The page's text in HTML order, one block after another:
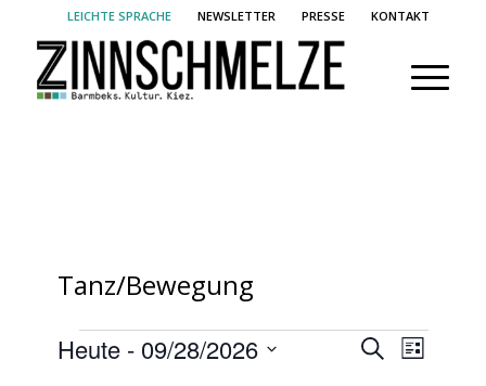
LEICHTE SPRACHE NEWSLETTER PRESSE KONTAKT
Tanz/Bewegung
Veranstaltungen SucheListe
Heute - 09/28/2026